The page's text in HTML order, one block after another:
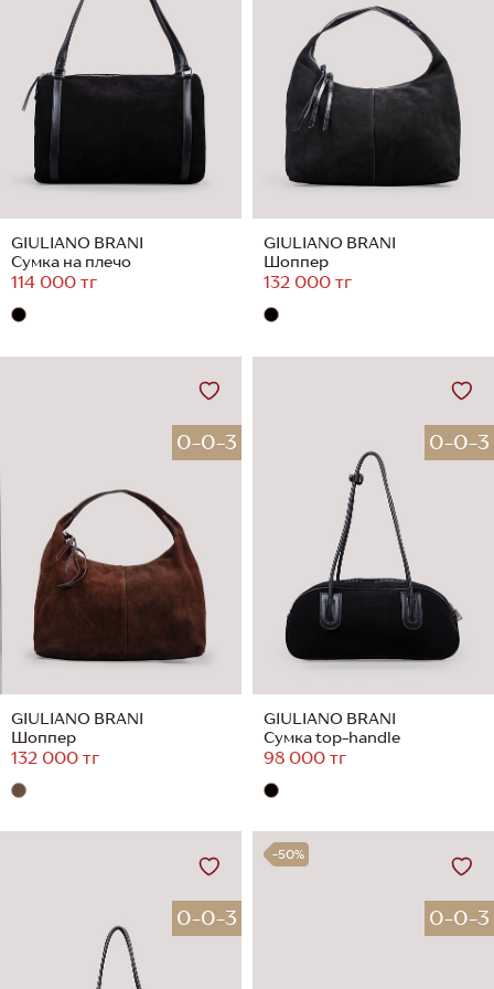
GIULIANO BRANI
Сумка на плечо
114 000 тг
GIULIANO BRANI
Шоппер
132 000 тг
0-0-3
GIULIANO BRANI
Шоппер
132 000 тг
0-0-3
GIULIANO BRANI
Сумка top-handle
98 000 тг
0-0-3
-50%
0-0-3